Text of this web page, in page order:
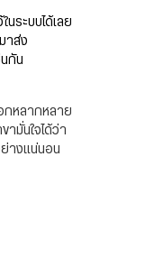
นระบบได้เลย
าส่ง
นกัน
กหลากหลาย
ามั่นใจได้ว่า
างแน่นอน